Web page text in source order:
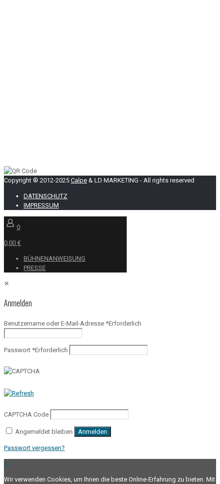
Copyright ® 2012-2025 Calpe & LD MARKETING - All rights reserved
DATENSCHUTZ
IMPRESSUM
0
0,00 €
BÜHNENANWEISUNG
PRESSE
✕
Anmelden
Benutzername oder E-Mail-Adresse *Erforderlich
Passwort *Erforderlich
CAPTCHA Code
Angemeldet bleiben Anmelden
Passwort vergessen?
x
Wir verwenden Cookies, um Ihnen die beste Online-Erfahrung zu bieten. Mit